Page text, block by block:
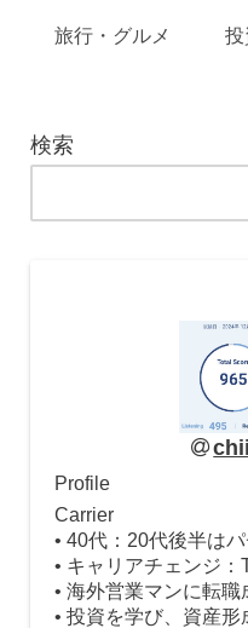
旅行・グルメ 投
検索
Profile
Carrier
• 40代：20代後半は
• キャリアチェンジ：
• 海外営業マンに転職
• 投資を学び、資産形